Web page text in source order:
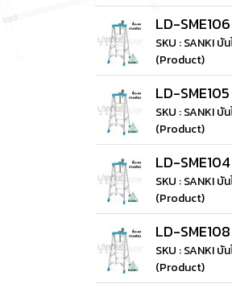
LD-
SKU : SANKI
(Product)
LD-
SKU : SANKI
(Product)
LD-
SKU : SANKI
(Product)
LD-
SKU : SANKI
(Product)